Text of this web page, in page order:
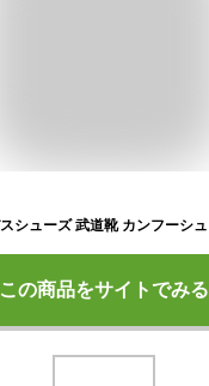
この商品をサイトでみる